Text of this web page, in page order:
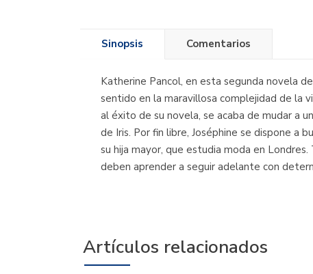
Sinopsis Comentarios
Katherine Pancol, en esta segunda novela
sentido en la maravillosa complejidad de la
al éxito de su novela, se acaba de mudar a
de Iris. Por fin libre, Joséphine se dispone a
su hija mayor, que estudia moda en
deben aprender a seguir adelante con
Artículos relacionados